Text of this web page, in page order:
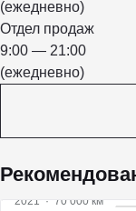
(ежедневно)
Отдел продаж
9:00 — 21:00
(ежедневно)
2021 · 70 000 км